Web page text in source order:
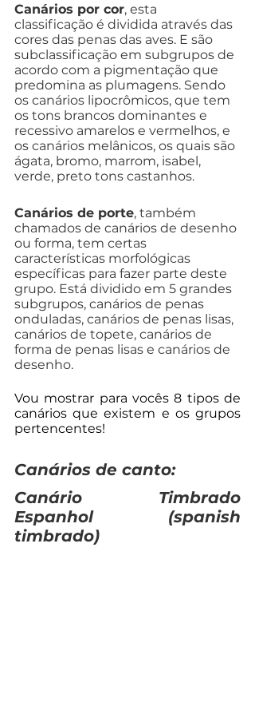
Canários por cor, esta
classificação é dividida através das
cores das penas das aves. E são
subclassificação em subgrupos de
acordo com a pigmentação que
predomina as plumagens. Sendo
os canários lipocrômicos, que tem
os tons brancos dominantes e
recessivo amarelos e vermelhos, e
os canários melânicos, os quais são
ágata, bromo, marrom, isabel,
verde, preto tons castanhos.
Canários de porte, também
chamados de canários de desenho
ou forma, tem certas
características morfológicas
específicas para fazer parte deste
grupo. Está dividido em 5 grandes
subgrupos, canários de penas
onduladas, canários de penas lisas,
canários de topete, canários de
forma de penas lisas e canários de
desenho.
Vou mostrar para vocês 8 tipos de
canários que existem e os grupos
pertencentes!
Canários de canto:
Canário Timbrado
Espanhol (spanish
timbrado)